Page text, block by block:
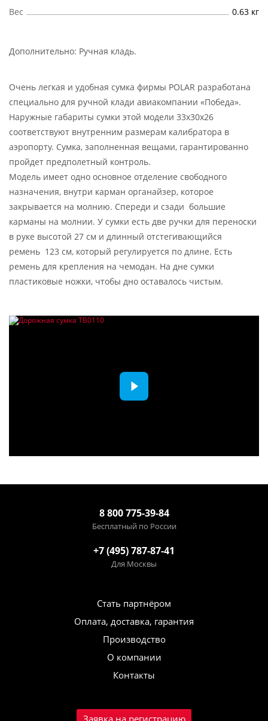
Вес
0.63 кг
Дополнительно: Ручная кладь.
Очень легкая и удобная сумка фирмы POLAR разработана
специально для ручной клади авиакомпании «Победа».
Наружные габариты сумки этой модели 33x30x26
соответствуют внутренним размерам калибратора в
аэропорту. Сумка, заполненная вещами, гарантированно
пройдет предполетный контроль.
Модель имеет одно основное отделение свободного
назначения, внутри карман органайзер, которое
закрывается на молнию. Спереди и сзади большие
карманы на молнии. У сумки есть две ручки для переноски
в руке высотой 27 см и длинный отстегивающийся
ремень 123 см, который регулируется по длине. Есть
ремень для крепления на чемодан. На дне сумки
пластиковые ножки, чтобы дно оставалось чистым.
8 800 775-39-84
Бесплатный по России
+7 (495) 787-87-41
Для Москвы
Стать партнёром
Оплата, доставка, гарантия
Производство
О компании
Контакты